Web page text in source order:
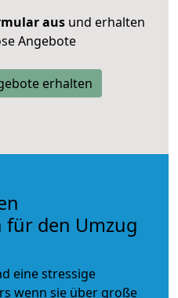
ausund erhalten
Angebote
erhalten
für den Umzug
eine stressige
wenn sie über große